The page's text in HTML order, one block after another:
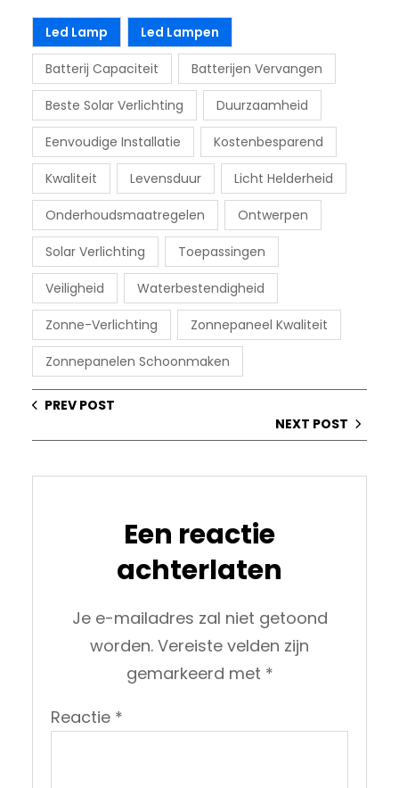
Led Lamp Led Lampen
Batterij Capaciteit Batterijen Vervangen
Beste Solar Verlichting Duurzaamheid
Eenvoudige Installatie Kostenbesparend
Kwaliteit Levensduur Licht Helderheid
Onderhoudsmaatregelen Ontwerpen
Solar Verlichting Toepassingen
Veiligheid Waterbestendigheid
Zonne-Verlichting Zonnepaneel Kwaliteit
Zonnepanelen Schoonmaken
PREV POST
NEXT POST
Een reactie
achterlaten
Je e-mailadres zal niet getoond
worden. Vereiste velden zijn
gemarkeerd met *
Reactie *